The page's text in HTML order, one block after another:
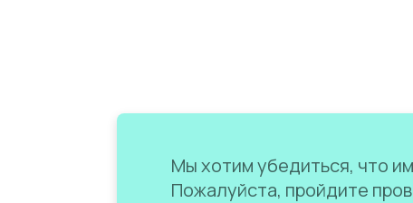
Мы хотим убедиться, что
Пожалуйста, пройдите